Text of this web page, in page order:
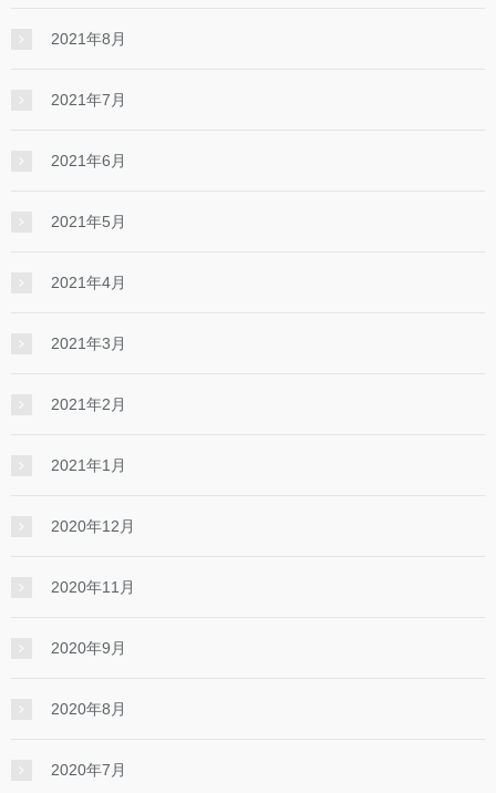
2021年8月
2021年7月
2021年6月
2021年5月
2021年4月
2021年3月
2021年2月
2021年1月
2020年12月
2020年11月
2020年9月
2020年8月
2020年7月